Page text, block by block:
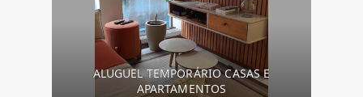
ALUGUEL TEMPORÁRIO CASAS E
APARTAMENTOS